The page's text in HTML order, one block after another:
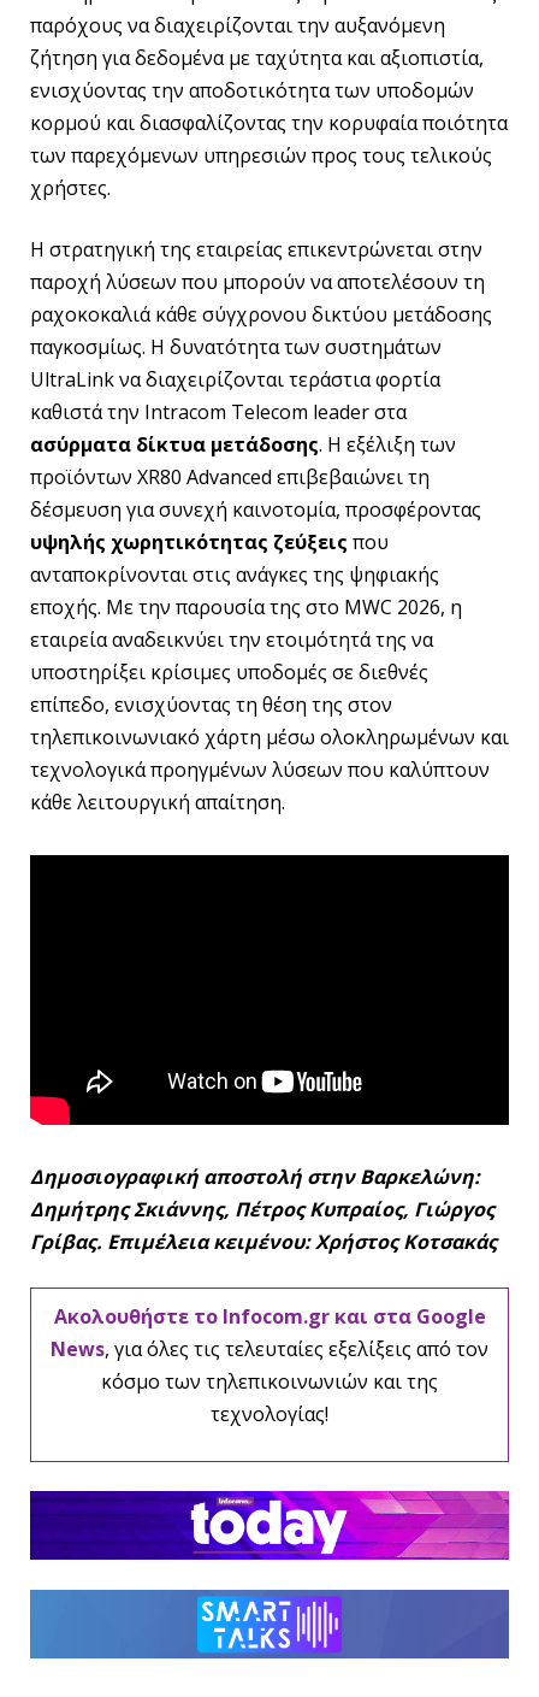
παρόχους να διαχειρίζονται την αυξανόμενη
ζήτηση για δεδομένα με ταχύτητα και αξιοπιστία,
ενισχύοντας την αποδοτικότητα των υποδομών
κορμού και διασφαλίζοντας την κορυφαία ποιότητα
των παρεχόμενων υπηρεσιών προς τους τελικούς
χρήστες.
Η στρατηγική της εταιρείας επικεντρώνεται στην
παροχή λύσεων που μπορούν να αποτελέσουν τη
ραχοκοκαλιά κάθε σύγχρονου δικτύου μετάδοσης
παγκοσμίως. Η δυνατότητα των συστημάτων
UltraLink να διαχειρίζονται τεράστια φορτία
καθιστά την Intracom Telecom leader στα
ασύρματα δίκτυα μετάδοσης. Η εξέλιξη των
προϊόντων XR80 Advanced επιβεβαιώνει τη
δέσμευση για συνεχή καινοτομία, προσφέροντας
υψηλής χωρητικότητας ζεύξεις που
ανταποκρίνονται στις ανάγκες της ψηφιακής
εποχής. Με την παρουσία της στο MWC 2026, η
εταιρεία αναδεικνύει την ετοιμότητά της να
υποστηρίξει κρίσιμες υποδομές σε διεθνές
επίπεδο, ενισχύοντας τη θέση της στον
τηλεπικοινωνιακό χάρτη μέσω ολοκληρωμένων και
τεχνολογικά προηγμένων λύσεων που καλύπτουν
κάθε λειτουργική απαίτηση.
Δημοσιογραφική αποστολή στην Βαρκελώνη:
Δημήτρης Σκιάννης, Πέτρος Κυπραίος, Γιώργος
Γρίβας. Επιμέλεια κειμένου: Χρήστος Κοτσακάς
Ακολουθήστε το Infocom.gr και στα Google
News, για όλες τις τελευταίες εξελίξεις από τον
κόσμο των τηλεπικοινωνιών και της
τεχνολογίας!